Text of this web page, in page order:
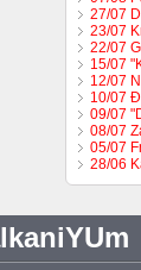
27/07
23/07
22/07
15/07
12/07
10/07
09/07
08/07
05/07
28/06